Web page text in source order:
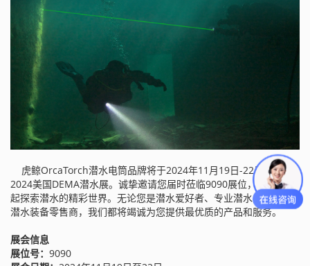
虎鲸OrcaTorch潜水电筒品牌将于2024年11月19日-22日参加
2024美国DEMA潜水展。诚挚邀请您届时莅临9090展位，与我们一
起探索潜水的精彩世界。无论您是潜水爱好者、专业潜水员，还是
潜水装备零售商，我们都将竭诚为您提供最优质的产品和服务。
展会信息
展位号： 9090